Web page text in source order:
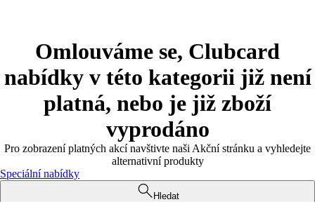
Omlouváme se, Clubcard
nabídky v této kategorii již není
platná, nebo je již zboží
vyprodáno
Pro zobrazení platných akcí navštivte naši Akční stránku a vyhledejte
alternativní produkty
Speciální nabídky
Hledat